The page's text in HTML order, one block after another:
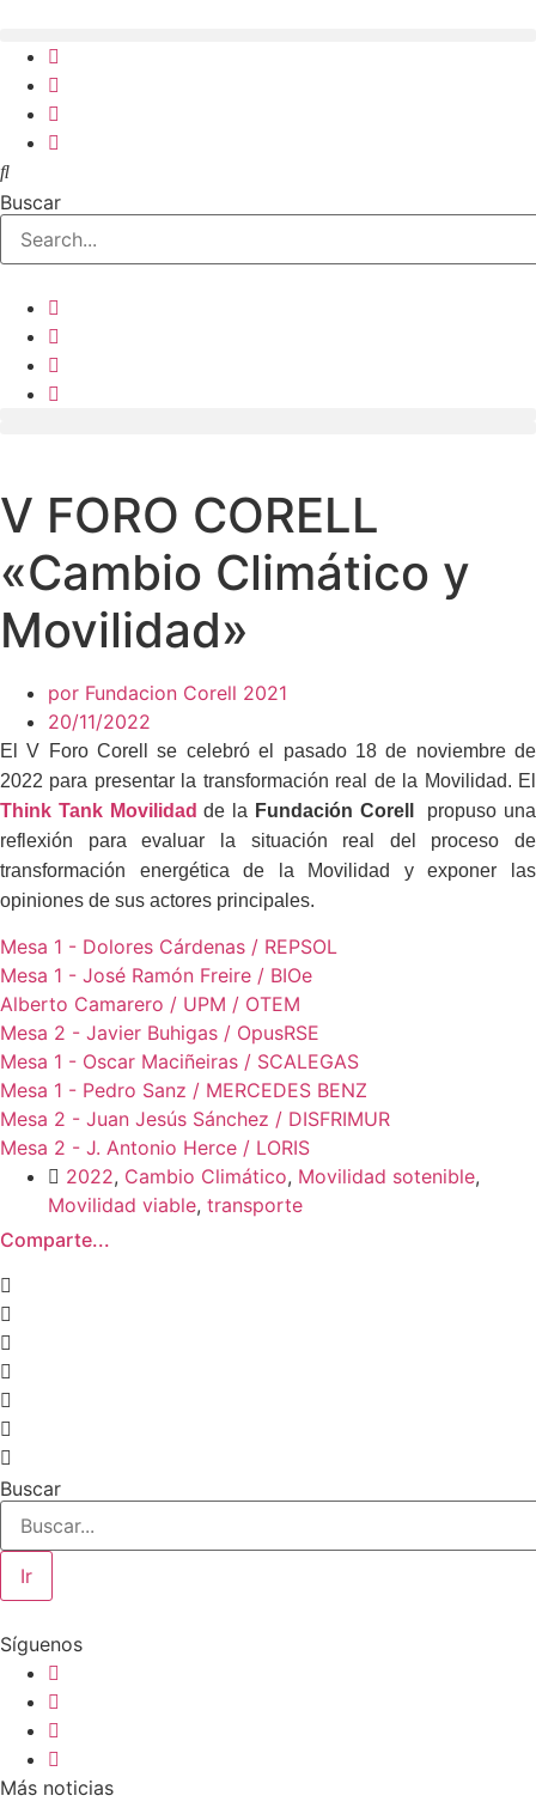
contenido
Buscar
V FORO CORELL
«Cambio Climático y
Movilidad»
por Fundacion Corell 2021
20/11/2022
El V Foro Corell se celebró el pasado 18 de noviembre de
2022 para presentar la transformación real de la Movilidad. El
Think Tank Movilidad de la Fundación Corell
propuso una
reflexión para evaluar la situación real del proceso de
transformación energética de la Movilidad y exponer las
opiniones de sus actores principales.
Mesa 1 - Dolores Cárdenas / REPSOL
Mesa 1 - José Ramón Freire / BIOe
Alberto Camarero / UPM / OTEM
Mesa 2 - Javier Buhigas / OpusRSE
Mesa 1 - Oscar Maciñeiras / SCALEGAS
Mesa 1 - Pedro Sanz / MERCEDES BENZ
Mesa 2 - Juan Jesús Sánchez / DISFRIMUR
Mesa 2 - J. Antonio Herce / LORIS
2022, Cambio Climático, Movilidad sotenible,
Movilidad viable, transporte
Comparte...
Buscar
Ir
Síguenos
Más noticias